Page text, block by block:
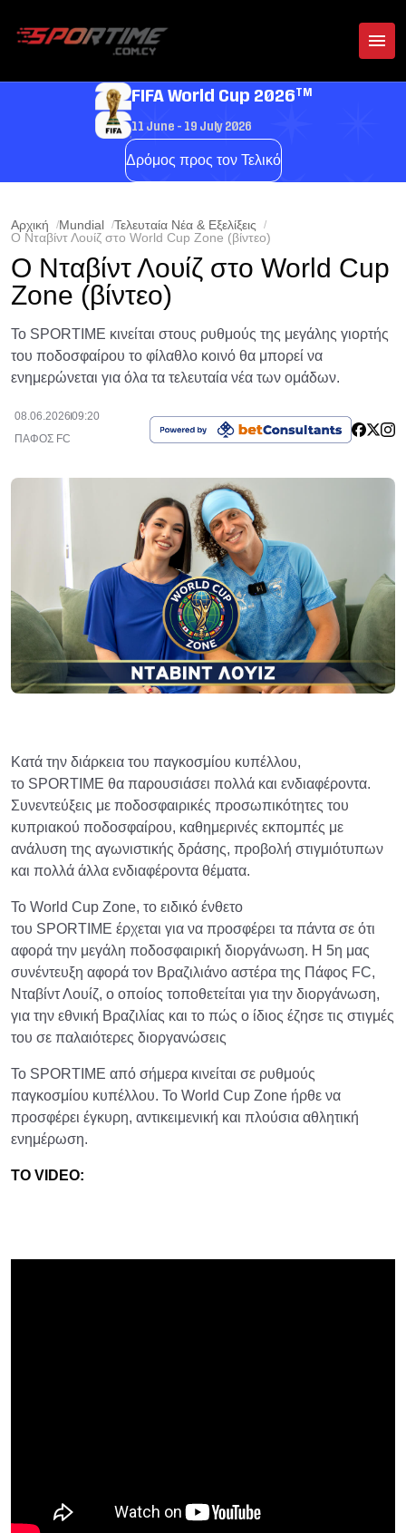
FIFA World Cup 2026TM
11 June - 19 July 2026
Δρόμος προς τον Τελικό
Αρχική Mundial
Τελευταία Νέα & Εξελίξεις
Ο Νταβίντ Λουίζ στο World Cup Zone (βίντεο)
Ο Νταβίντ Λουίζ στο World Cup
Zone (βίντεο)
Το SPORTIME κινείται στους ρυθμούς της μεγάλης γιορτής
του ποδοσφαίρου το φίλαθλο κοινό θα μπορεί να
ενημερώνεται για όλα τα τελευταία νέα των ομάδων.
08.06.202609:20
ΠΑΦΟΣ FC
Κατά την διάρκεια του παγκοσμίου κυπέλλου,
το SPORTIME θα παρουσιάσει πολλά και ενδιαφέροντα.
Συνεντεύξεις με ποδοσφαιρικές προσωπικότητες του
κυπριακού ποδοσφαίρου, καθημερινές εκπομπές με
ανάλυση της αγωνιστικής δράσης, προβολή στιγμιότυπων
και πολλά άλλα ενδιαφέροντα θέματα.
Το World Cup Zone, το ειδικό ένθετο
του SPORTIME έρχεται για να προσφέρει τα πάντα σε ότι
αφορά την μεγάλη ποδοσφαιρική διοργάνωση. Η 5η μας
συνέντευξη αφορά τον Βραζιλιάνο αστέρα της Πάφος FC,
Νταβίντ Λουίζ, ο οποίος τοποθετείται για την διοργάνωση,
για την εθνική Βραζιλίας και το πώς ο ίδιος έζησε τις στιγμές
του σε παλαιότερες διοργανώσεις
Το SPORTIME από σήμερα κινείται σε ρυθμούς
παγκοσμίου κυπέλλου. Το World Cup Zone ήρθε να
προσφέρει έγκυρη, αντικειμενική και πλούσια αθλητική
ενημέρωση.
TO VIDEO: